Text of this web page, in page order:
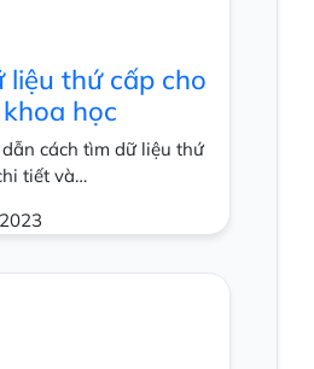
liệu thứ cấp cho
học
cách tìm dữ liệu thứ
tiết và…